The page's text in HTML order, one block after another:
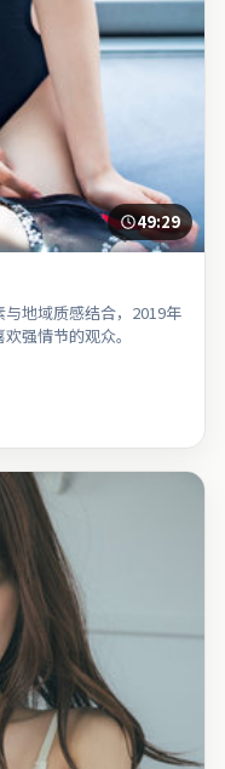
49:29
地域质感结合，2019年
强情节的观众。